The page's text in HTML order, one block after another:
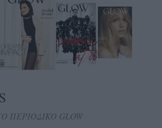
ΠΕΡΙΟΔΙΚΟ GLOW